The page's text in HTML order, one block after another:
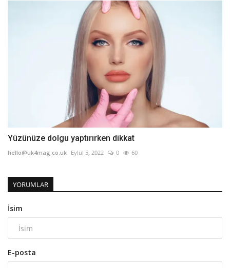
Yüzünüze dolgu yaptırırken dikkat
hello@uk4mag.co.uk Eylül 5, 2022 0 60
YORUMLAR
İsim
E-posta